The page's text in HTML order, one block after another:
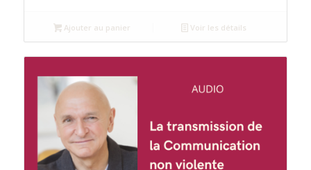
Ajouter au panier Voir les détails